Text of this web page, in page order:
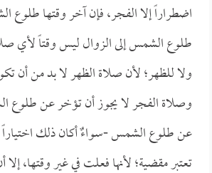
اضطراراً إلا الفجر، فإن آخر وقتها
طلوع الشمس إلى الزوال ليس وقتاً لأي
ولا للظهر؛ لأن صلاة الظهر لا بد من أن
وصلاة الفجر لا يجوز أن تؤخر عن
عن طلوع الشمس -سواءٌ أكان ذلك اختياراً
تعتبر مقضية؛ لأنها فعلت في غير وقتها، إلا